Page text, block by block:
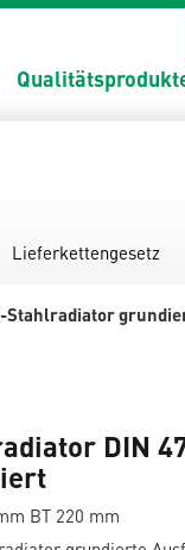
Lieferkettengesetz
Stahlradiator
DIN
BT 220 mm